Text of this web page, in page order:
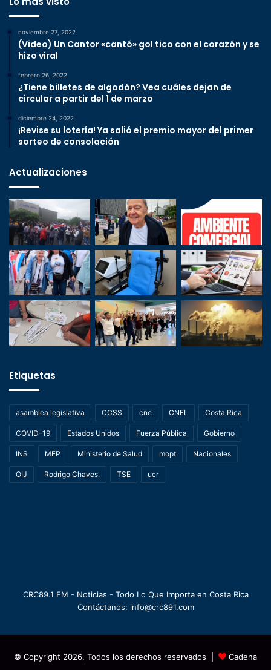
noviembre 27, 2022
(Video) Un Cantor «cantó» gol tico con el corazón y se
hizo viral
febrero 26, 2022
¿Tiene billetes de algodón? Vea cuáles dejan de
circular a partir del 1 de marzo
diciembre 24, 2022
¡Revise su lotería! Ya salió el premio mayor del primer
sorteo de consolación
Actualizaciones
Etiquetas
asamblea legislativa CCSS cne CNFL Costa Rica
COVID-19 Estados Unidos Fuerza Pública Gobierno
INS MEP Ministerio de Salud mopt Nacionales
OIJ Rodrigo Chaves. TSE ucr
CRC89.1 FM - Noticias - Todo Lo Que Importa en Costa Rica
Contáctanos: info@crc891.com
© Copyright 2026, Todos los derechos reservados | Cadena